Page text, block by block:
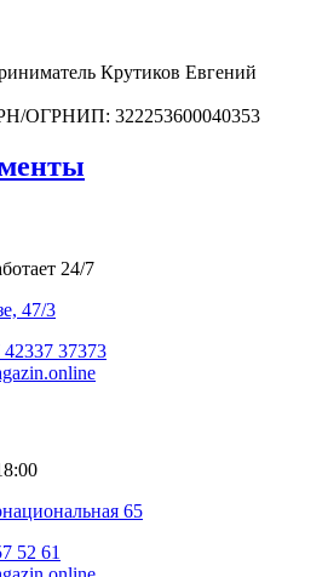
Крутиков Евгений
ОГРНИП: 322253600040353
24/7
47/3
37373
65
52 61